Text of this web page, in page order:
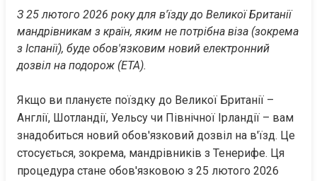
З 25 лютого 2026 року для в'їзду до Великої Британії
мандрівникам з країн, яким не потрібна віза (зокрема
з Іспанії), буде обов'язковим новий електронний
дозвіл на подорож (ETA).
Якщо ви плануєте поїздку до Великої Британії –
Англії, Шотландії, Уельсу чи Північної Ірландії – вам
знадобиться новий обов'язковий дозвіл на в'їзд. Це
стосується, зокрема, мандрівників з Тенерифе. Ця
процедура стане обов'язковою з 25 лютого 2026